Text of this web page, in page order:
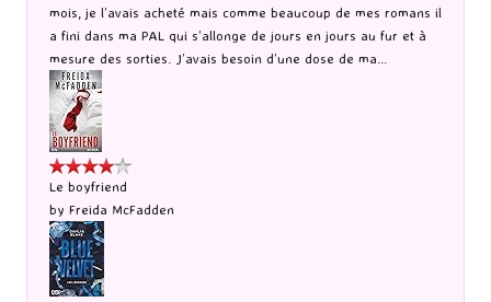
mois, je l’avais acheté mais comme beaucoup de mes romans il
a fini dans ma PAL qui s’allonge de jours en jours au fur et à
mesure des sorties. J’avais besoin d’une dose de ma...
Le boyfriend
by Freida McFadden